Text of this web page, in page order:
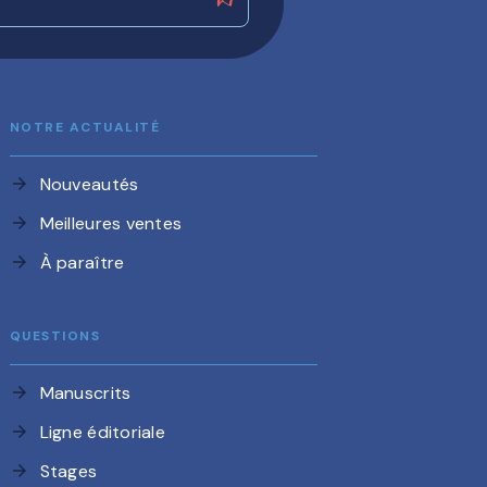
NOTRE ACTUALITÉ
arrow_forward Nouveautés
arrow_forward Meilleures ventes
arrow_forward À paraître
QUESTIONS
arrow_forward Manuscrits
arrow_forward Ligne éditoriale
arrow_forward Stages